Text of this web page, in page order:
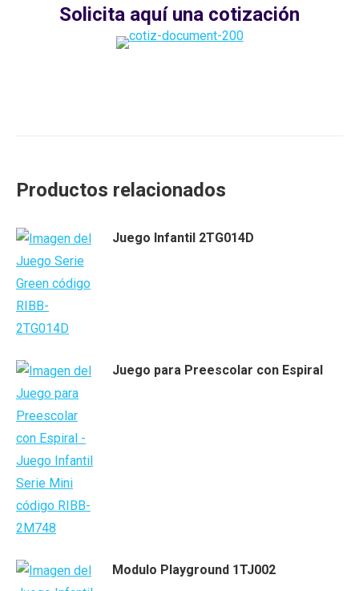
Solicita aquí una cotización
Productos relacionados
Juego Infantil 2TG014D
Juego para Preescolar con Espiral
Modulo Playground 1TJ002